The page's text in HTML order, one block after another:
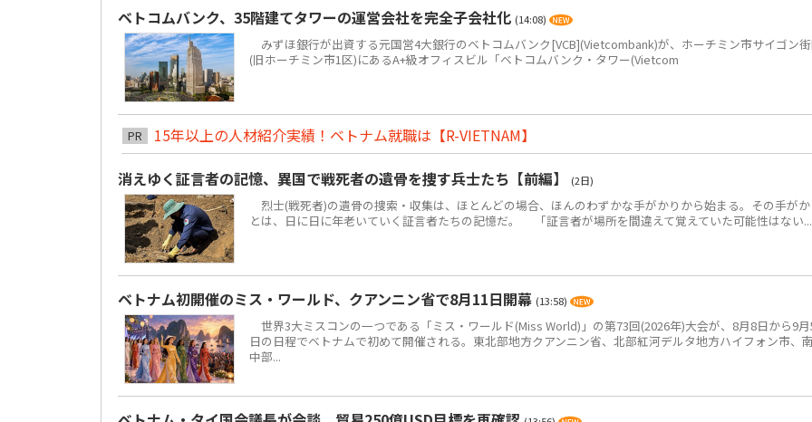
ベトコムバンク、35階建てタワーの運営会社を完全子会社化 (14:08)
みずほ銀行が出資する元国営4大銀行のベトコムバンク[VCB](Vietcombank)が、ホーチミン市サイゴン
(旧ホーチミン市1区)にあるA+級オフィスビル「ベトコムバンク・タワー(Vietcom
PR
15年以上の人材紹介実績！ベトナム就職は【R-VIETNAM】
消えゆく証言者の記憶、異国で戦死者の遺骨を捜す兵士たち【前編】
(2日)
烈士(戦死者)の遺骨の捜索・収集は、ほとんどの場合、ほんのわずかな手がかりから始まる。その手が
とは、日に日に年老いていく証言者たちの記憶だ。 「証言者が場所を間違えて覚えていた可能性はない...
ベトナム初開催のミス・ワールド、クアンニン省で8月11日開幕 (13:58)
世界3大ミスコンの一つである「ミス・ワールド(Miss World)」の第73回(2026年)大会が、8月8日から9
日の日程でベトナムで初めて開催される。東北部地方クアンニン省、北部紅河デルタ地方ハイフォン市、
中部...